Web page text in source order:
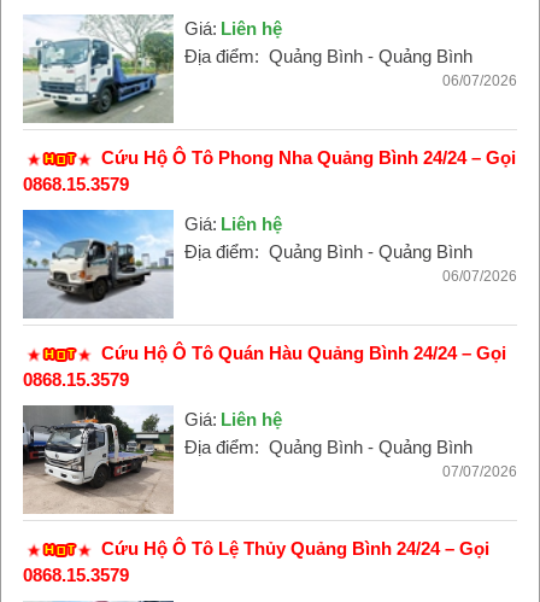
Giá: Liên hệ
Địa điểm: Quảng Bình - Quảng Bình
06/07/2026
Cứu Hộ Ô Tô Phong Nha Quảng Bình 24/24 – Gọi
0868.15.3579
Giá: Liên hệ
Địa điểm: Quảng Bình - Quảng Bình
06/07/2026
Cứu Hộ Ô Tô Quán Hàu Quảng Bình 24/24 – Gọi
0868.15.3579
Giá: Liên hệ
Địa điểm: Quảng Bình - Quảng Bình
07/07/2026
Cứu Hộ Ô Tô Lệ Thủy Quảng Bình 24/24 – Gọi
0868.15.3579